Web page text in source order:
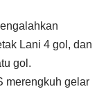
Lani 4 gol, dan
gol.
merengkuh gelar